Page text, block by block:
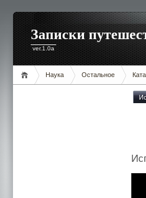
Записки
ver.1.0a
Наука Остальное